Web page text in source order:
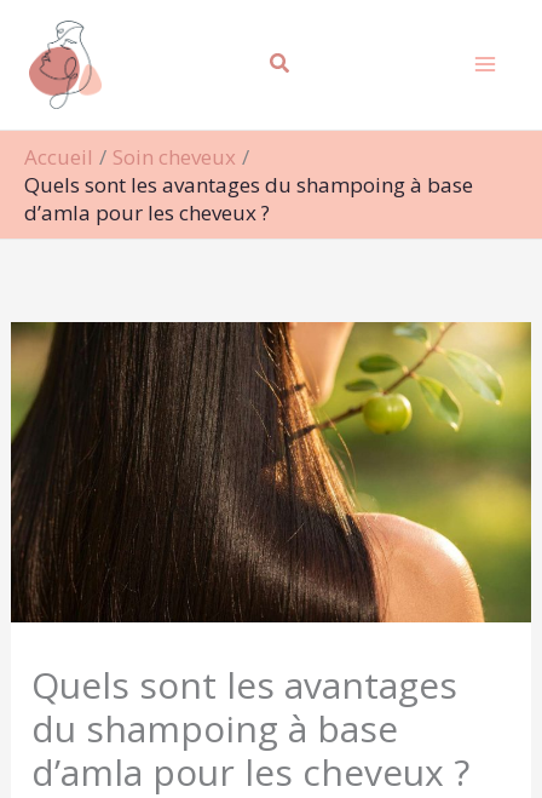
contenu
Accueil
Soin cheveux
Quels sont les avantages du shampoing à base
d’amla pour les cheveux ?
Quels sont les avantages
du shampoing à base
d’amla pour les cheveux ?
Rechercher